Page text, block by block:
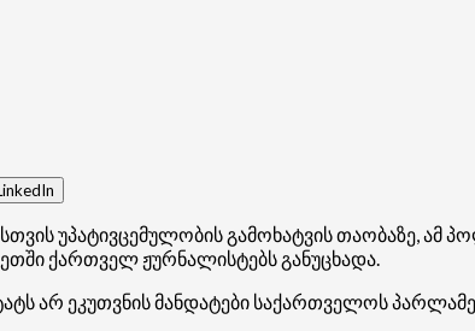
უპატივცემულობის გამოხატვის თაობაზე, ამ
ქართველ ჟურნალისტებს განუცხადა.
არ ეკუთვნის მანდატები საქართველოს